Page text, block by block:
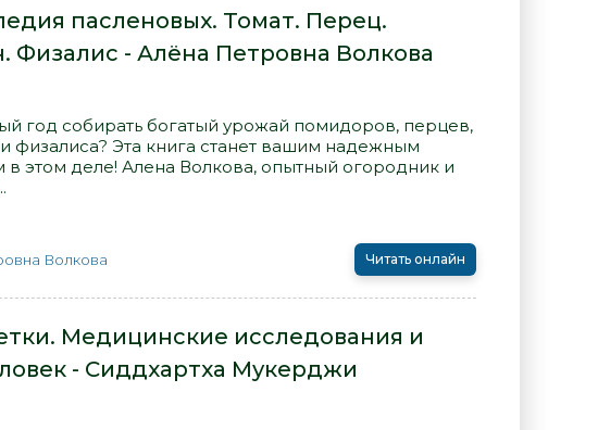
пасленовых. Томат. Перец.
Физалис - Алёна Петровна Волкова
год собирать богатый урожай помидоров, перцев,
физалиса? Эта книга станет вашим надежным
этом деле! Алена Волкова, опытный огородник и
Волкова Читать онлайн
Медицинские исследования и
- Сиддхартха Мукерджи